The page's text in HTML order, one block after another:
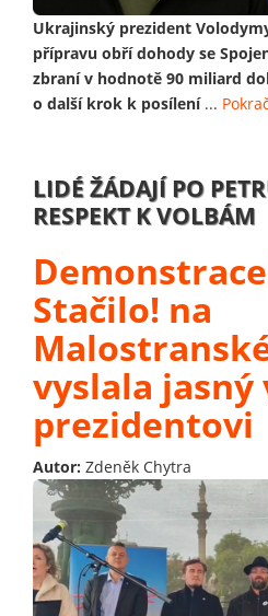
Ukrajinský prezident
přípravu obří dohody se
zbraní v hodnotě 90 miliard
o další krok k posílení...
LIDÉ ŽÁDAJÍ PO
RESPEKT K VOLBÁM
Demonstrace
Stačilo! na
vyslala jasný
prezidentovi
Autor: Zdeněk Chytra